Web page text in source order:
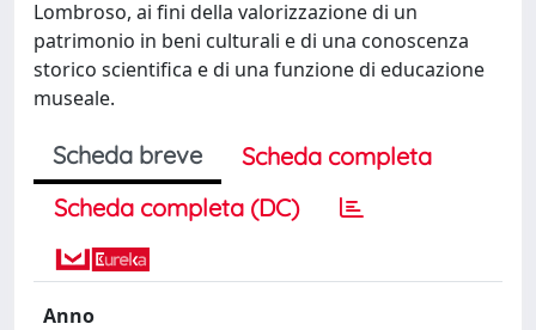
Lombroso, ai fini della valorizzazione di un
patrimonio in beni culturali e di una conoscenza
storico scientifica e di una funzione di educazione
museale.
Scheda breve
Scheda completa
Scheda completa (DC)
Anno